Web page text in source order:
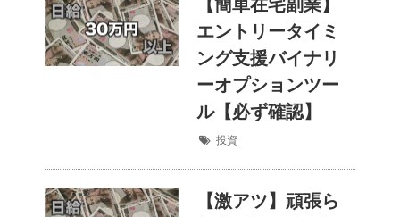
【簡単在宅副業】
エントリータイミ
ング支援バイナリ
ーオプションツー
ル【必ず確認】
投資
【激アツ】頑張ら